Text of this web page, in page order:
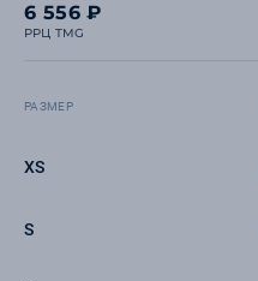
6 556 ₽
РРЦ TMG
РАЗМЕР
XS
S